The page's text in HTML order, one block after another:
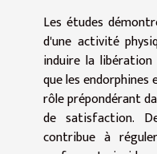
Les études
d'une activité
induire la
que les
rôle prépondérant
de satisfaction.
contribue à